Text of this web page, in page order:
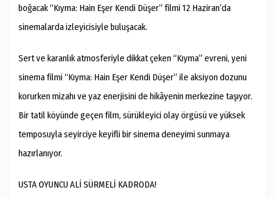
boğacak “Kıyma: Hain Eşer Kendi Düşer” filmi 12 Haziran’da
sinemalarda izleyicisiyle buluşacak.
Sert ve karanlık atmosferiyle dikkat çeken “Kıyma” evreni, yeni
sinema filmi “Kıyma: Hain Eşer Kendi Düşer” ile aksiyon dozunu
korurken mizahı ve yaz enerjisini de hikâyenin merkezine taşıyor.
Bir tatil köyünde geçen film, sürükleyici olay örgüsü ve yüksek
temposuyla seyirciye keyifli bir sinema deneyimi sunmaya
hazırlanıyor.
USTA OYUNCU ALİ SÜRMELİ KADRODA!